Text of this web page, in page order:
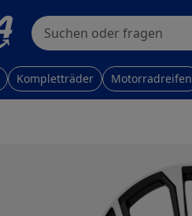
Suchen oder fragen
Kompletträder Motorradreifen